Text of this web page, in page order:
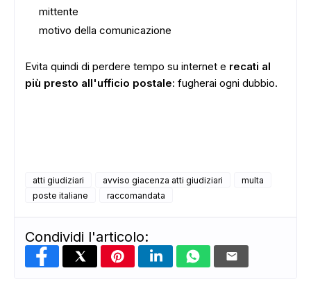
mittente
motivo della comunicazione
Evita quindi di perdere tempo su internet e recati al
più presto all'ufficio postale: fugherai ogni dubbio.
atti giudiziari avviso giacenza atti giudiziari
multa
poste italiane
raccomandata
Condividi l'articolo: